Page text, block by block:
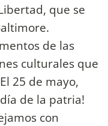
que se
de las
culturales que
25 de mayo,
de la patria!
con